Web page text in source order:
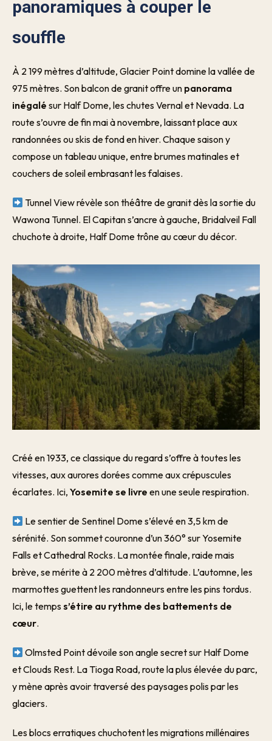
panoramiques à couper le
souffle
À 2 199 mètres d’altitude, Glacier Point domine la vallée de
975 mètres. Son balcon de granit offre un panorama
inégalé sur Half Dome, les chutes Vernal et Nevada. La
route s’ouvre de fin mai à novembre, laissant place aux
randonnées ou skis de fond en hiver. Chaque saison y
compose un tableau unique, entre brumes matinales et
couchers de soleil embrasant les falaises.
Tunnel View révèle son théâtre de granit dès la sortie du
Wawona Tunnel. El Capitan s’ancre à gauche, Bridalveil Fall
chuchote à droite, Half Dome trône au cœur du décor.
Créé en 1933, ce classique du regard s’offre à toutes les
vitesses, aux aurores dorées comme aux crépuscules
écarlates. Ici, Yosemite se livre en une seule respiration.
Le sentier de Sentinel Dome s’élevé en 3,5 km de
sérénité. Son sommet couronne d’un 360° sur Yosemite
Falls et Cathedral Rocks. La montée finale, raide mais
brève, se mérite à 2 200 mètres d’altitude. L’automne, les
marmottes guettent les randonneurs entre les pins tordus.
Ici, le temps s’étire au rythme des battements de
cœur.
Olmsted Point dévoile son angle secret sur Half Dome
et Clouds Rest. La Tioga Road, route la plus élevée du parc,
y mène après avoir traversé des paysages polis par les
glaciers.
Les blocs erratiques chuchotent les migrations millénaires